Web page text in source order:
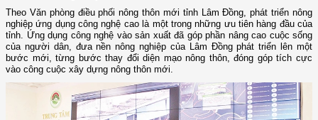
Theo Văn phòng điều phối nông thôn mới tỉnh Lâm Đồng, phát triển nông
nghiệp ứng dụng công nghệ cao là một trong những ưu tiên hàng đầu của
tỉnh. Ứng dụng công nghệ vào sản xuất đã góp phần nâng cao cuộc sống
của người dân, đưa nền nông nghiệp của Lâm Đồng phát triển lên một
bước mới, từng bước thay đổi diện mạo nông thôn, đóng góp tích cực
vào công cuộc xây dựng nông thôn mới.